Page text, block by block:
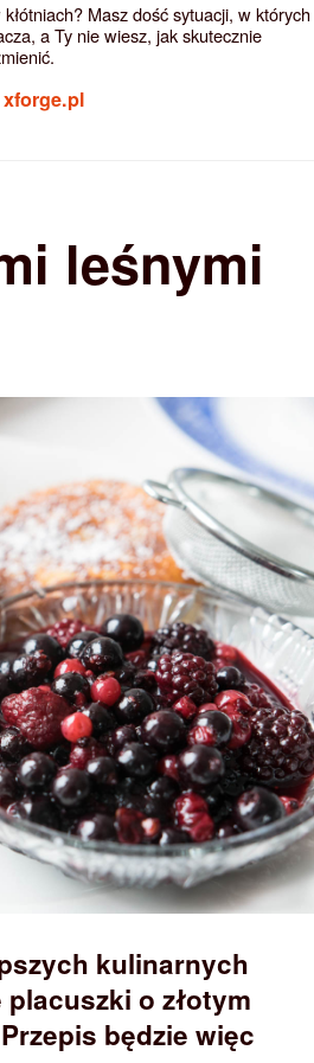
Masz dość sytuacji, w których
a Ty nie wiesz, jak skutecznie
leśnymi
kulinarnych
o złotym
będzie więc